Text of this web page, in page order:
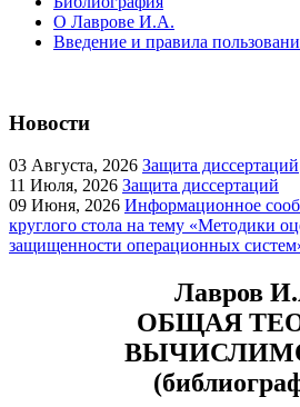
О Лаврове И.А.
Введение и правила
Новости
03 Августа, 2026 Защита диссертаций
11 Июля, 2026 Защита диссертаций
09 Июня, 2026 Информационное
круглого стола на тему «Методики
защищенности операционных
Лавров
ОБЩАЯ